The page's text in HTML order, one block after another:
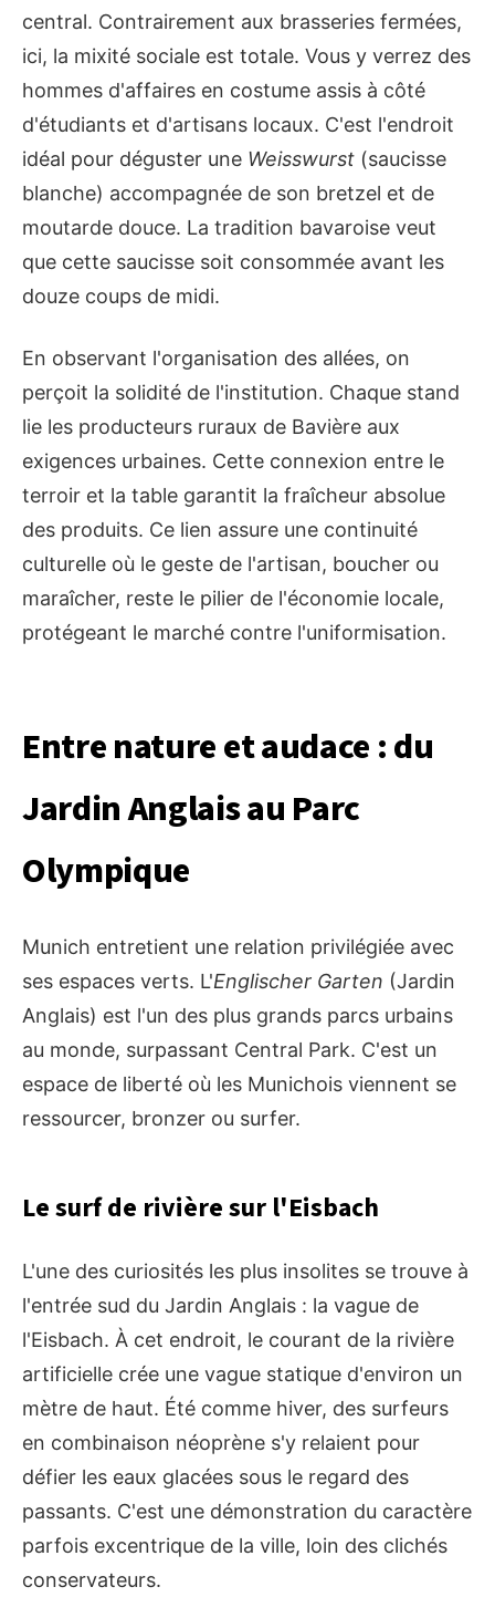
central. Contrairement aux brasseries fermées,
ici, la mixité sociale est totale. Vous y verrez des
hommes d'affaires en costume assis à côté
d'étudiants et d'artisans locaux. C'est l'endroit
idéal pour déguster une Weisswurst (saucisse
blanche) accompagnée de son bretzel et de
moutarde douce. La tradition bavaroise veut
que cette saucisse soit consommée avant les
douze coups de midi.
En observant l'organisation des allées, on
perçoit la solidité de l'institution. Chaque stand
lie les producteurs ruraux de Bavière aux
exigences urbaines. Cette connexion entre le
terroir et la table garantit la fraîcheur absolue
des produits. Ce lien assure une continuité
culturelle où le geste de l'artisan, boucher ou
maraîcher, reste le pilier de l'économie locale,
protégeant le marché contre l'uniformisation.
Entre nature et audace : du
Jardin Anglais au Parc
Olympique
Munich entretient une relation privilégiée avec
ses espaces verts. L'Englischer Garten (Jardin
Anglais) est l'un des plus grands parcs urbains
au monde, surpassant Central Park. C'est un
espace de liberté où les Munichois viennent se
ressourcer, bronzer ou surfer.
Le surf de rivière sur l'Eisbach
L'une des curiosités les plus insolites se trouve à
l'entrée sud du Jardin Anglais : la vague de
l'Eisbach. À cet endroit, le courant de la rivière
artificielle crée une vague statique d'environ un
mètre de haut. Été comme hiver, des surfeurs
en combinaison néoprène s'y relaient pour
défier les eaux glacées sous le regard des
passants. C'est une démonstration du caractère
parfois excentrique de la ville, loin des clichés
conservateurs.